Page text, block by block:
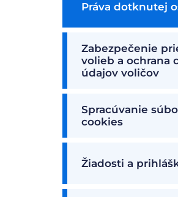
Práva dotknutej
Zabezpečenie
volieb a ochrana
údajov voličov
Spracúvanie
cookies
Žiadosti a